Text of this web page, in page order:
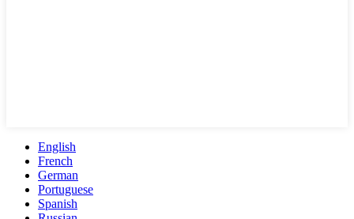
English
French
German
Portuguese
Spanish